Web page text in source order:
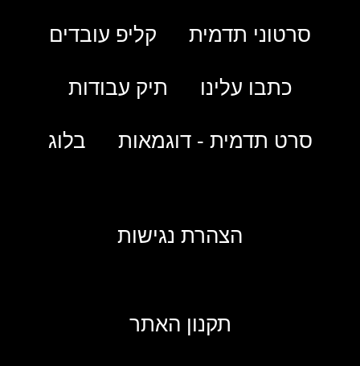
סרטוני תדמית קליפ עובדים
כתבו עלינו תיק עבודות
סרט תדמית - דוגמאות בלוג
הצהרת נגישות
תקנון האתר